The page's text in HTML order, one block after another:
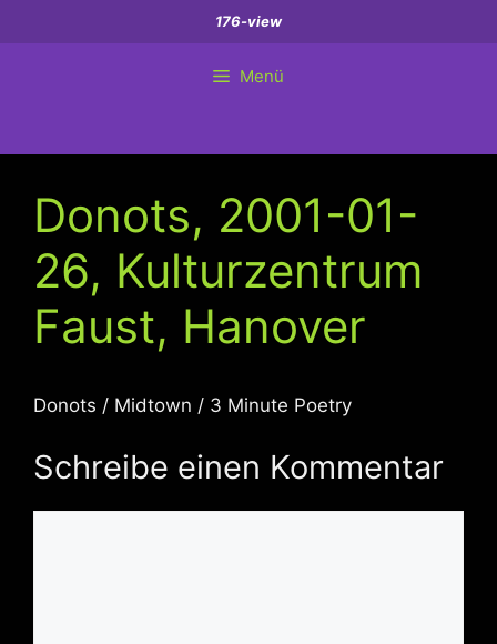
Inhalt
176-view
Menü
Donots, 2001-01-
26, Kulturzentrum
Faust, Hanover
Donots / Midtown / 3 Minute Poetry
Schreibe einen Kommentar